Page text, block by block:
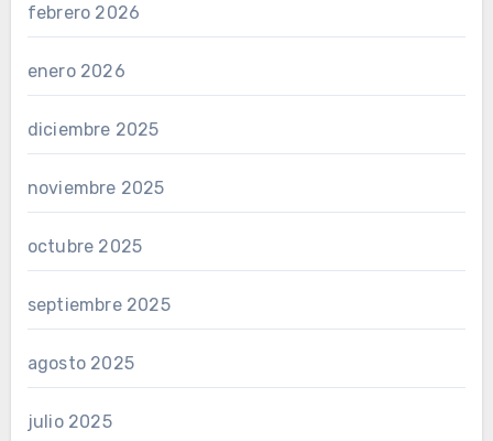
febrero 2026
enero 2026
diciembre 2025
noviembre 2025
octubre 2025
septiembre 2025
agosto 2025
julio 2025